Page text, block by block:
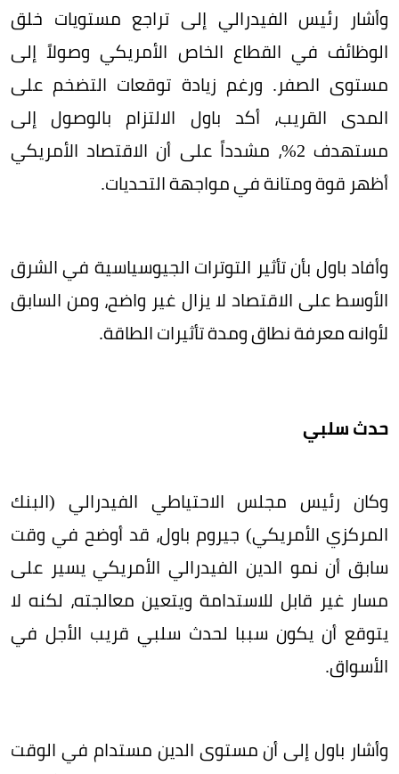
وأشار رئيس الفيدرالي إلى تراجع مستويات خلق
الوظائف في القطاع الخاص الأمريكي وصولاً إلى
مستوى الصفر. ورغم زيادة توقعات التضخم على
المدى القريب، أكد باول الالتزام بالوصول إلى
مستهدف 2%، مشدداً على أن الاقتصاد الأمريكي
أظهر قوة ومتانة في مواجهة التحديات.
وأفاد باول بأن تأثير التوترات الجيوسياسية في الشرق
الأوسط على الاقتصاد لا يزال غير واضح، ومن السابق
لأوانه معرفة نطاق ومدة تأثيرات الطاقة.
حدث سلبي
وكان رئيس مجلس الاحتياطي الفيدرالي (البنك
المركزي الأمريكي) جيروم باول، قد أوضح في وقت
سابق أن نمو الدين الفيدرالي الأمريكي يسير على
مسار غير قابل للاستدامة ويتعين معالجته، لكنه لا
يتوقع أن يكون سببا لحدث سلبي قريب الأجل في
الأسواق.
وأشار باول إلى أن مستوى الدين مستدام في الوقت